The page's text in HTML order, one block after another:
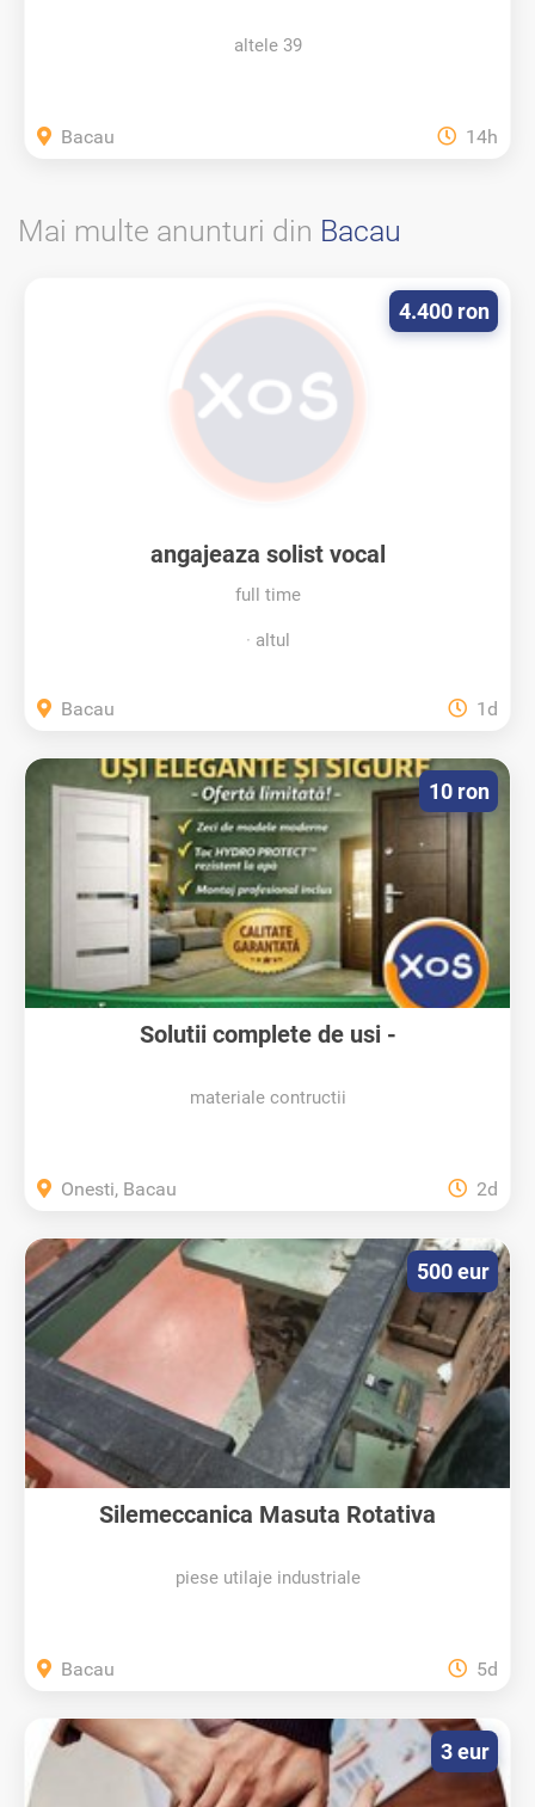
altele 39
Bacau 14h
Mai multe anunturi din Bacau
angajeaza solist vocal
full time
altul
4.400 ron
Bacau 1d
Solutii complete de usi -
materiale contructii
10 ron
Onesti, Bacau 2d
Silemeccanica Masuta Rotativa
piese utilaje industriale
500 eur
Bacau 5d
3 eur